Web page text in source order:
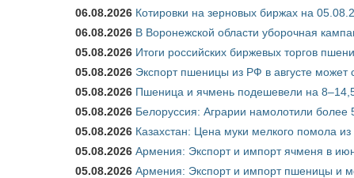
06.08.2026 Котировки на зерновых биржах на
06.08.2026 В Воронежской области уборочная
05.08.2026 Итоги российских биржевых торгов
05.08.2026 Экспорт пшеницы из РФ в августе может
05.08.2026 Пшеница и ячмень подешевели на
05.08.2026 Белоруссия: Аграрии намолотили более
05.08.2026 Казахстан: Цена муки мелкого помола
05.08.2026 Армения: Экспорт и импорт ячменя в
05.08.2026 Армения: Экспорт и импорт пшеницы и